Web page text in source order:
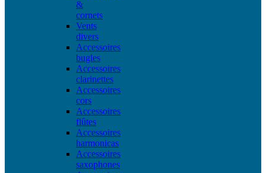
&
cornets
Vents
divers
Accessoires
bugles
Accessoires
clarinettes
Accessoires
cors
Accessoires
flûtes
Accessoires
harmonicas
Accessoires
saxophones